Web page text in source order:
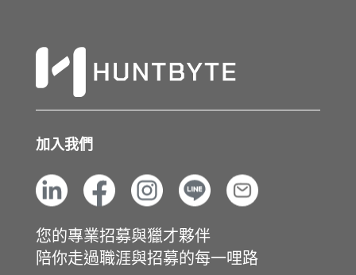
加入我們
您的專業招募與獵才夥伴
陪你走過職涯與招募的每一哩路